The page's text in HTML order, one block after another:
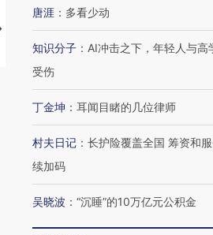
【推广】走进第四届链博
会，让数智科技“链”接产
【特别呈现】寻找
唐涯 ： 多看少动
知识分子 ： AI冲击之下，年轻人与高
受伤
丁金坤 ： 耳闻目睹的几位律师
村夫日记 ： 长护险覆盖全国 筹资和
续加码
吴晓波 ： “沉睡”的10万亿元公积金